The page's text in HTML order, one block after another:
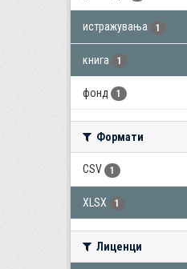
истражувања 1
книга 1
фонд 1
Формати
CSV 1
XLSX 1
Лиценци